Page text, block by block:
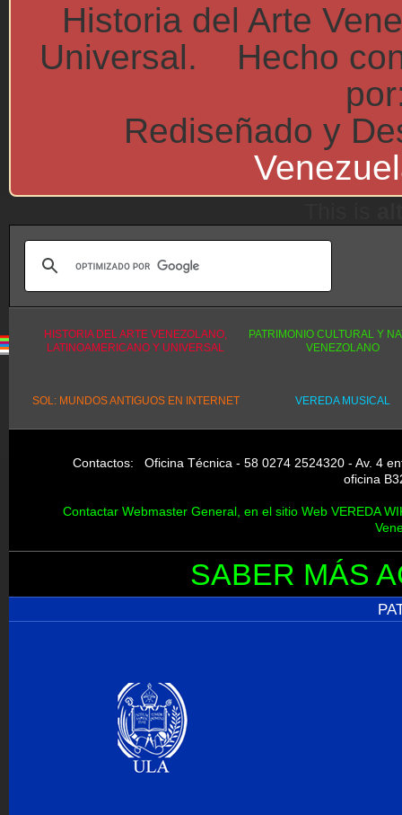
Historia del Arte
Universal. Hecho
Rediseñado y
HISTORIA DEL ARTE VENEZOLANO,
LATINOAMERICANO Y UNIVERSAL
PATRIMONIO CULTURAL Y
VENEZOLANO
SOL: MUNDOS ANTIGUOS EN INTERNET VEREDA MUSICAL
Contactos: Oficina Técnica - 58 0274 2524320 - Av. 4
oficina
Contactar Webmaster General, en el sitio Web VEREDA
SABER MÁS